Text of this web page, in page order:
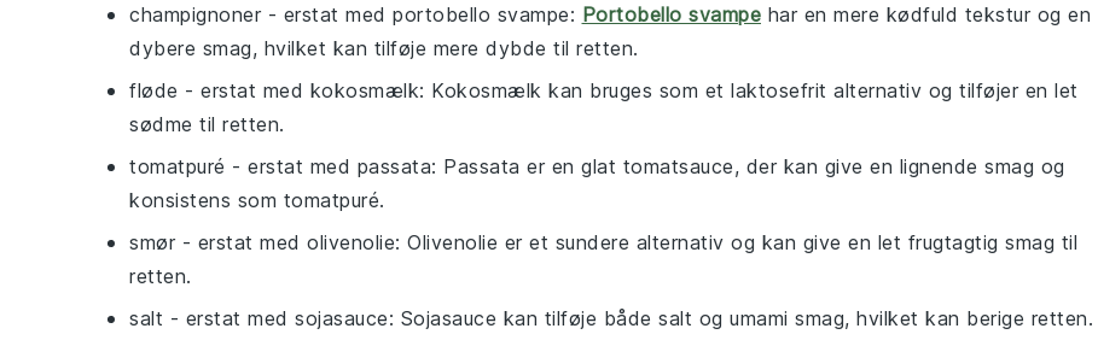
champignoner - erstat med portobello svampe: Portobello svampe har en mere kødfuld tekstur og en
dybere smag, hvilket kan tilføje mere dybde til retten.
fløde - erstat med kokosmælk: Kokosmælk kan bruges som et laktosefrit alternativ og tilføjer en let
sødme til retten.
tomatpuré - erstat med passata: Passata er en glat tomatsauce, der kan give en lignende smag og
konsistens som tomatpuré.
smør - erstat med olivenolie: Olivenolie er et sundere alternativ og kan give en let frugtagtig smag til
retten.
salt - erstat med sojasauce: Sojasauce kan tilføje både salt og umami smag, hvilket kan berige retten.